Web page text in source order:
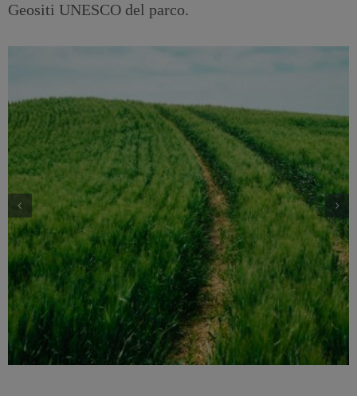
Geositi UNESCO del parco.